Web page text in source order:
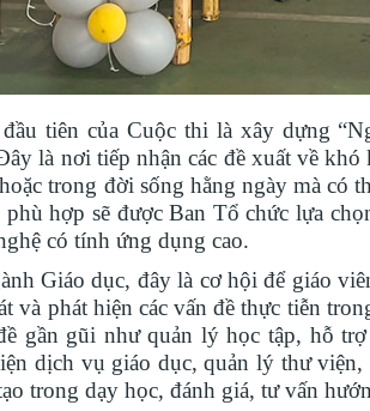
tiên của Cuộc thi là xây dựng
là nơi tiếp nhận các đề xuất về
trong đời sống hằng ngày mà có
hợp sẽ được Ban Tổ chức lựa
có tính ứng dụng cao.
Giáo dục, đây là cơ hội để giáo
và phát hiện các vấn đề thực tiễn
gần gũi như quản lý học tập, hỗ
dịch vụ giáo dục, quản lý thư
trong dạy học, đánh giá, tư vấn